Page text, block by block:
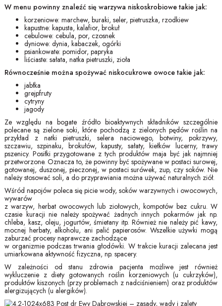
W menu powinny znaleźć się warzywa niskoskrobiowe takie jak:
korzeniowe: marchew, buraki, seler, pietruszka, rzodkiew
kapustne: kapusta, kalafior, brokuł
cebulowe: cebula, por, czosnek
dyniowe: dynia, kabaczek, ogórki
psiankowate: pomidor, papryka
liściaste: sałata, natka pietruszki, zioła
Równocześnie można spożywać niskocukrowe owoce takie jak:
jabłka
grejpfruty
cytryny
jagody
Ze względu na bogate źródło bioaktywnych składników szczególnie
polecane są zielone soki, które pochodzą z zielonych pędów roślin na
przykład z natki pietruszki, selera naciowego, botwiny, pokrzywy,
szczawiu, szpinaku, brokułów, kapusty, sałaty, kiełków lucerny, trawy
pszenicy. Posiłki przygotowane z tych produktów maja być jak najmniej
przetworzone. Oznacza to, że powinny być spożywane w postaci surowej,
gotowanej, duszonej, pieczonej, w postaci surówek, zup, czy soków. Nie
należy stosować soli, a do przyprawiania można używać naturalnych ziół.
Wśród napojów poleca się picie wody, soków warzywnych i owocowych,
wywarów
z warzyw, herbat owocowych lub ziołowych, kompotów bez cukru. W
czasie kuracji nie należy spożywać żadnych innych pokarmów jak np.
chleba, kasz, oleju, jogurtów, śmietany itp. Również nie należy pić kawy,
mocnej herbaty, alkoholu, ani palić papierosów. Wszelkie używki mogą
zaburzać procesy naprawcze zachodzące
w organizmie podczas trwania głodówki. W trakcie kuracji zalecana jest
umiarkowana aktywność fizyczna, np. spacery.
W zależności od stanu zdrowia pacjenta możliwe jest również
wykluczenie z diety gotowanych roślin korzeniowych (u cukrzyków),
produktów kiszonych (przy problemach z nadciśnieniem) oraz produktów
alergizujących (u alergików).